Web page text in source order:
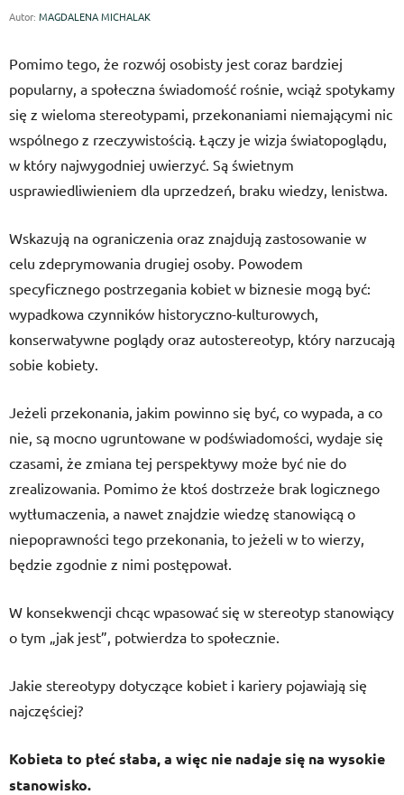
Autor: MAGDALENA MICHALAK
Pomimo tego, że rozwój osobisty jest coraz bardziej
popularny, a społeczna świadomość rośnie, wciąż spotykamy
się z wieloma stereotypami, przekonaniami niemającymi nic
wspólnego z rzeczywistością. Łączy je wizja światopoglądu,
w który najwygodniej uwierzyć. Są świetnym
usprawiedliwieniem dla uprzedzeń, braku wiedzy, lenistwa.
Wskazują na ograniczenia oraz znajdują zastosowanie w
celu zdeprymowania drugiej osoby. Powodem
specyficznego postrzegania kobiet w biznesie mogą być:
wypadkowa czynników historyczno-kulturowych,
konserwatywne poglądy oraz autostereotyp, który narzucają
sobie kobiety.
Jeżeli przekonania, jakim powinno się być, co wypada, a co
nie, są mocno ugruntowane w podświadomości, wydaje się
czasami, że zmiana tej perspektywy może być nie do
zrealizowania. Pomimo że ktoś dostrzeże brak logicznego
wytłumaczenia, a nawet znajdzie wiedzę stanowiącą o
niepoprawności tego przekonania, to jeżeli w to wierzy,
będzie zgodnie z nimi postępował.
W konsekwencji chcąc wpasować się w stereotyp stanowiący
o tym „jak jest”, potwierdza to społecznie.
Jakie stereotypy dotyczące kobiet i kariery pojawiają się
najczęściej?
Kobieta to płeć słaba, a więc nie nadaje się na wysokie
stanowisko.